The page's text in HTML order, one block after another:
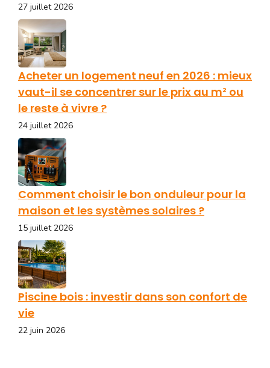
27 juillet 2026
Acheter un logement neuf en 2026 : mieux
vaut-il se concentrer sur le prix au m² ou
le reste à vivre ?
24 juillet 2026
Comment choisir le bon onduleur pour la
maison et les systèmes solaires ?
15 juillet 2026
Piscine bois : investir dans son confort de
vie
22 juin 2026